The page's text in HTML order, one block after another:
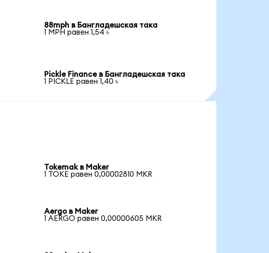
88mph в Бангладешская така
1 MPH равен 1,54 ৳
Pickle Finance в Бангладешская така
1 PICKLE равен 1,40 ৳
Tokemak в Maker
1 TOKE равен 0,00002810 MKR
Aergo в Maker
1 AERGO равен 0,00000605 MKR